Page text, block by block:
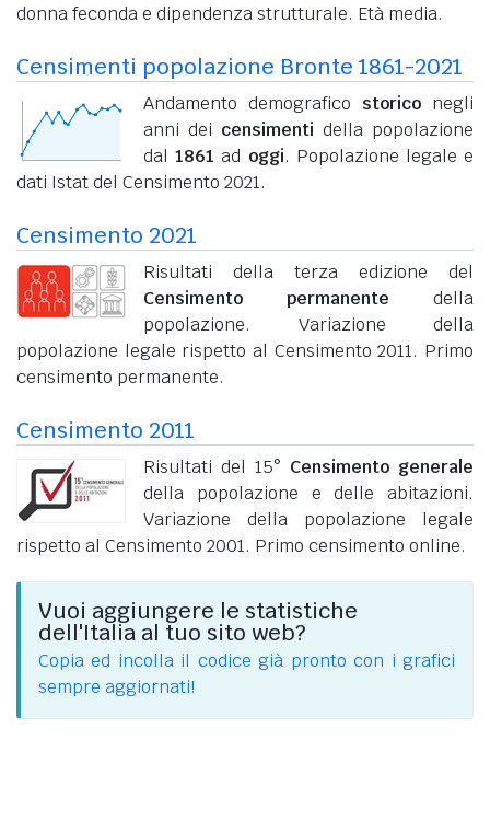
donna feconda e dipendenza strutturale. Età media.
Censimenti popolazione Bronte 1861-2021
Andamento demografico storico negli
anni dei censimenti della popolazione
dal1861 ad oggi. Popolazione legale e
dati Istat del Censimento 2021.
Censimento 2021
Risultati della terza edizione del
Censimento permanente della
popolazione. Variazione della
popolazione legale rispetto al Censimento 2011. Primo
censimento permanente.
Censimento 2011
Risultati del 15° Censimento generale
della popolazione e delle abitazioni.
Variazione della popolazione legale
rispetto al Censimento 2001. Primo censimento online.
Vuoi aggiungere le statistiche
dell'Italia al tuo sito web?
Copia ed incolla il codice già pronto con i grafici
sempre aggiornati!